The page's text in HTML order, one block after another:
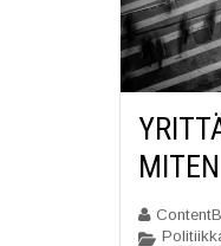
MITEN